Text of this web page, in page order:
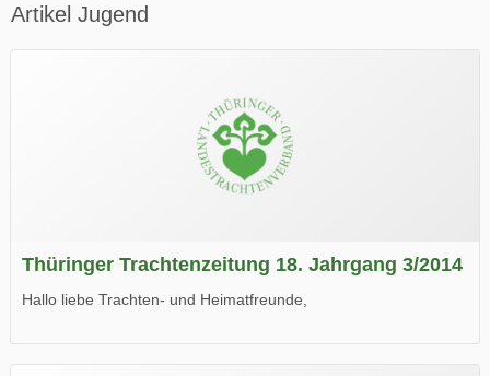
Artikel Jugend
Thüringer Trachtenzeitung 18. Jahrgang 3/2014
Hallo liebe Trachten- und Heimatfreunde,
Wir wünschen Euch viel Spaß beim Lesen.